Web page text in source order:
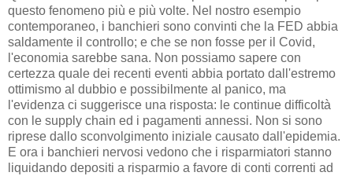
questo fenomeno più e più volte. Nel nostro esempio
contemporaneo, i banchieri sono convinti che la FED abbia
saldamente il controllo; e che se non fosse per il Covid,
l'economia sarebbe sana. Non possiamo sapere con
certezza quale dei recenti eventi abbia portato dall'estremo
ottimismo al dubbio e possibilmente al panico, ma
l'evidenza ci suggerisce una risposta: le continue difficoltà
con le supply chain ed i pagamenti annessi. Non si sono
riprese dallo sconvolgimento iniziale causato dall'epidemia.
E ora i banchieri nervosi vedono che i risparmiatori stanno
liquidando depositi a risparmio a favore di conti correnti ad